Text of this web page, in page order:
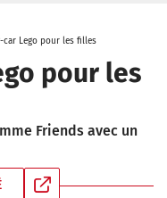
car Lego pour les filles
pour les
Friends avec un